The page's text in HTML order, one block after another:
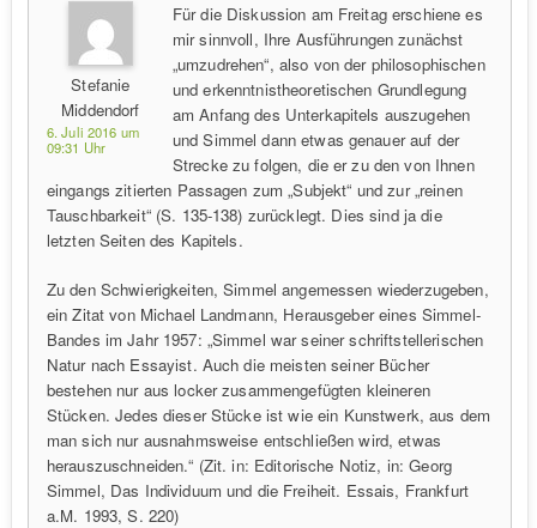
Stefanie
Middendorf
6. Juli 2016 um
09:31 Uhr
Für die Diskussion am Freitag erschiene es
mir sinnvoll, Ihre Ausführungen zunächst
„umzudrehen“, also von der philosophischen
und erkenntnistheoretischen Grundlegung
am Anfang des Unterkapitels auszugehen
und Simmel dann etwas genauer auf der
Strecke zu folgen, die er zu den von Ihnen
eingangs zitierten Passagen zum „Subjekt“ und zur „reinen
Tauschbarkeit“ (S. 135-138) zurücklegt. Dies sind ja die
letzten Seiten des Kapitels.
Zu den Schwierigkeiten, Simmel angemessen wiederzugeben,
ein Zitat von Michael Landmann, Herausgeber eines Simmel-
Bandes im Jahr 1957: „Simmel war seiner schriftstellerischen
Natur nach Essayist. Auch die meisten seiner Bücher
bestehen nur aus locker zusammengefügten kleineren
Stücken. Jedes dieser Stücke ist wie ein Kunstwerk, aus dem
man sich nur ausnahmsweise entschließen wird, etwas
herauszuschneiden.“ (Zit. in: Editorische Notiz, in: Georg
Simmel, Das Individuum und die Freiheit. Essais, Frankfurt
a.M. 1993, S. 220)